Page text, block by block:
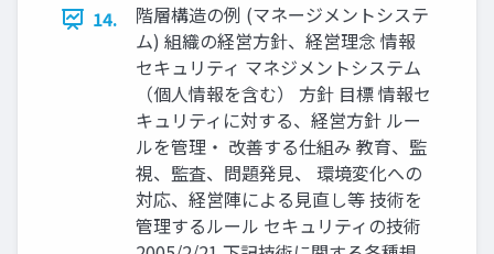
14.
階層構造の例 (マネージメントシステ
ム) 組織の経営方針、経営理念 情報
セキュリティ マネジメントシステム
（個人情報を含む） 方針 目標 情報セ
キュリティに対する、経営方針 ルー
ルを管理・ 改善する仕組み 教育、監
視、監査、問題発見、 環境変化への
対応、経営陣による見直し等 技術を
管理するルール セキュリティの技術